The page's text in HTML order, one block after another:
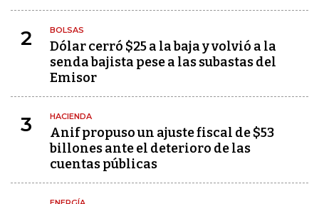
2 BOLSAS
Dólar cerró $25 a la baja y volvió a la
senda bajista pese a las subastas del
Emisor
3 HACIENDA
Anif propuso un ajuste fiscal de $53
billones ante el deterioro de las
cuentas públicas